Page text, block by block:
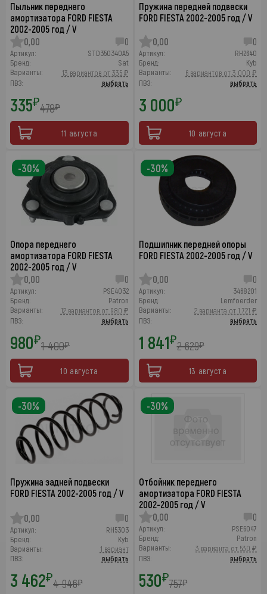
Пыльник переднего
амортизатора FORD FIESTA
2002-2005 год / V
0,00
0
Артикул:
STD350340A5
Бренд:
Sat
Варианты:
13 вариантов от 335 ₽
ПВЗ:
выбрать
335₽478₽
11 августа
Пружина передней подвески
FORD FIESTA 2002-2005 год / V
0,00 0
Артикул:
RH2640
Бренд:
Kyb
Варианты:
6 вариантов от 3 000 ₽
ПВЗ:
выбрать
3 000₽
10 августа
Опора переднего
амортизатора FORD FIESTA
2002-2005 год / V
0,00
0
Артикул:
PSE4032
Бренд:
Patron
Варианты:
12 вариантов от 980 ₽
ПВЗ:
выбрать
980₽1 400₽
10 августа
-30%
Подшипник передней опоры
FORD FIESTA 2002-2005 год / V
0,00 0
Артикул:
3468201
Бренд:
Lemfoerder
Варианты:
2 варианта от 1 721 ₽
ПВЗ:
выбрать
1 841₽2 629₽
13 августа
-30%
Пружина задней подвески
FORD FIESTA 2002-2005 год / V
0,00 0
Артикул:
RH5303
Бренд:
Kyb
Варианты:
1 вариант
ПВЗ:
выбрать
3 462₽4 946₽
-30%
Отбойник переднего
амортизатора FORD FIESTA
2002-2005 год / V
0,00
0
Артикул:
PSE6047
Бренд:
Patron
Варианты:
3 варианта от 530 ₽
ПВЗ:
выбрать
530₽757₽
-30%